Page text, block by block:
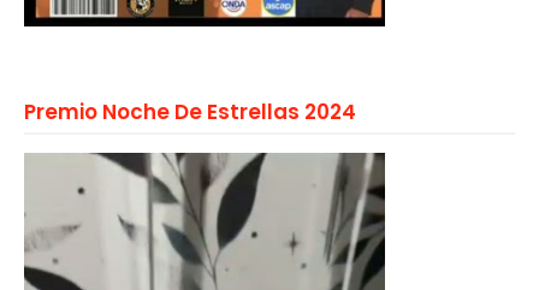
Premio Noche De Estrellas 2024